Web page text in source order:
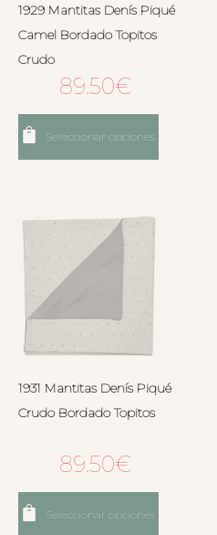
1929 Mantitas Denís Piqué
Camel Bordado Topitos
Crudo
89.50€
Seleccionar opciones
1931 Mantitas Denís Piqué
Crudo Bordado Topitos
89.50€
Seleccionar opciones